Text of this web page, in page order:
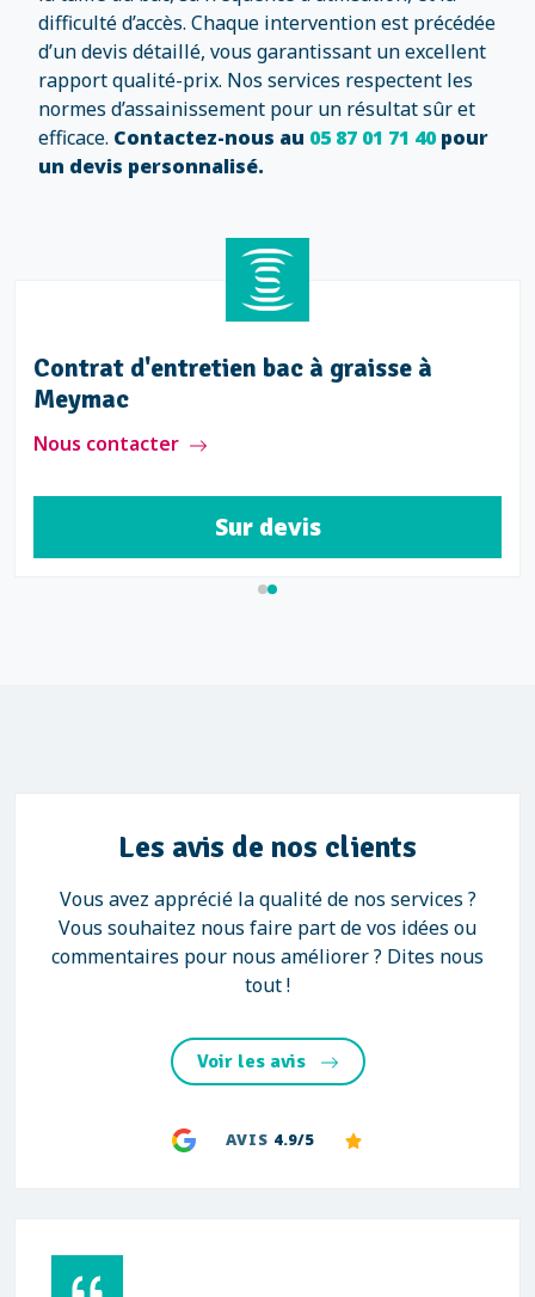
difficulté d’accès. Chaque intervention est précédée
d’un devis détaillé, vous garantissant un excellent
rapport qualité-prix. Nos services respectent les
normes d’assainissement pour un résultat sûr et
efficace. Contactez-nous au 05 87 01 71 40pour
un devis personnalisé.
Contrat d'entretien bac à graisse à
Meymac
Nous contacter
Sur devis
Les avis de nos clients
Vous avez apprécié la qualité de nos services ?
Vous souhaitez nous faire part de vos idées ou
commentaires pour nous améliorer ? Dites nous
tout !
Voir les avis
AVIS 4.9/5